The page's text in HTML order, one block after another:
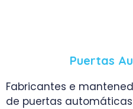
Puertas
Fabricantes e
de puertas